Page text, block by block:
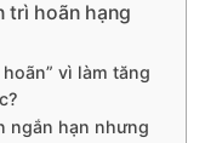
trì hoãn hạng
vì làm tăng
ngắn hạn nhưng